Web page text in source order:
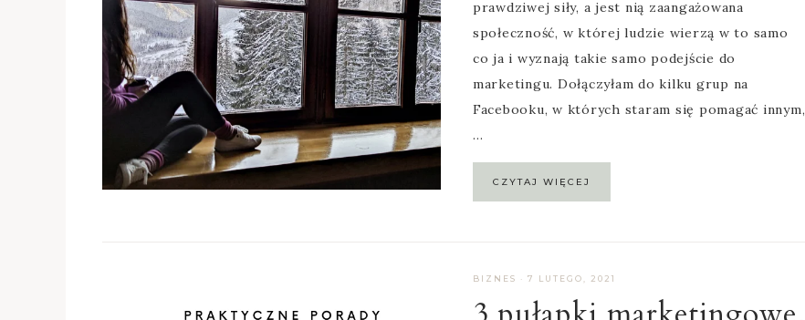
prawdziwej siły, a jest nią zaangażowana
społeczność, w której ludzie wierzą w to samo
co ja i wyznają takie samo podejście do
marketingu. Dołączyłam do kilku grup na
Facebooku, w których staram się pomagać innym,
…
CZYTAJ WIĘCEJ
BIZNES · 7 LUTEGO, 2021